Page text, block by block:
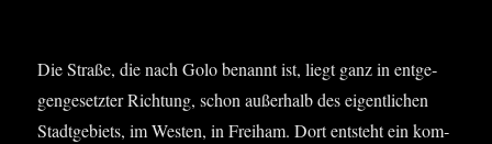
Die Stra­ße, die nach Golo benannt ist, liegt ganz in ent­ge­
gen­ge­setz­ter Rich­tung, schon außer­halb des eigent­li­chen
Stadt­ge­biets, im Wes­ten, in Frei­ham. Dort ent­steht ein kom­